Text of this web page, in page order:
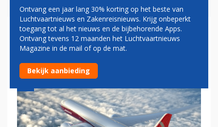
BOEING TOONT BEELDEN VAN
777X-CABINE
Ontvang een jaar lang 30% korting op het beste van
Luchtvaartnieuws en Zakenreisnieuws. Krijg onbeperkt
toegang tot al het nieuws en de bijbehorende Apps.
Ontvang tevens 12 maanden het Luchtvaartnieuws
Magazine in de mail of op de mat.
Bekijk aanbieding